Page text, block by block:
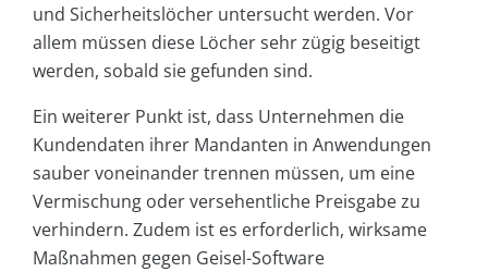
und Sicherheitslöcher untersucht werden. Vor
allem müssen diese Löcher sehr zügig beseitigt
werden, sobald sie gefunden sind.
Ein weiterer Punkt ist, dass Unternehmen die
Kundendaten ihrer Mandanten in Anwendungen
sauber voneinander trennen müssen, um eine
Vermischung oder versehentliche Preisgabe zu
verhindern. Zudem ist es erforderlich, wirksame
Maßnahmen gegen Geisel-Software